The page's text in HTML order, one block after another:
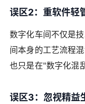
误区2：重软件轻
数字化车间不仅是
间本身的工艺流程
也只是在"数字化混
误区3：忽视精益